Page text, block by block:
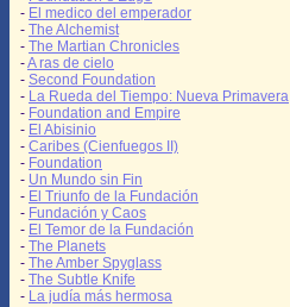
- El medico del emperador
- The Alchemist
- The Martian Chronicles
-A ras de cielo
- Second Foundation
- La Rueda del Tiempo: Nueva Primavera
- Foundation and Empire
- El Abisinio
- Caribes (Cienfuegos II)
- Foundation
- Un Mundo sin Fin
- El Triunfo de la Fundación
- Fundación y Caos
- El Temor de la Fundación
- The Planets
- The Amber Spyglass
- The Subtle Knife
- La judía más hermosa